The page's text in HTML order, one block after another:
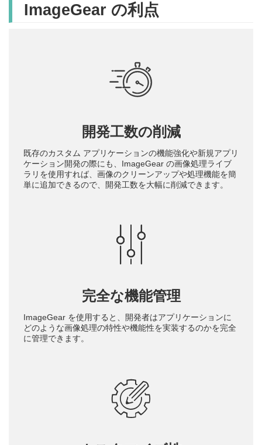
ImageGear の利点
開発工数の削減
既存のカスタム アプリケーションの機能強化や新規アプリ
ケーション開発の際にも、ImageGear の画像処理ライブ
ラリを使用すれば、画像のクリーンアップや処理機能を簡
単に追加できるので、開発工数を大幅に削減できます。
完全な機能管理
ImageGear を使用すると、開発者はアプリケーションに
どのような画像処理の特性や機能性を実装するのかを完全
に管理できます。